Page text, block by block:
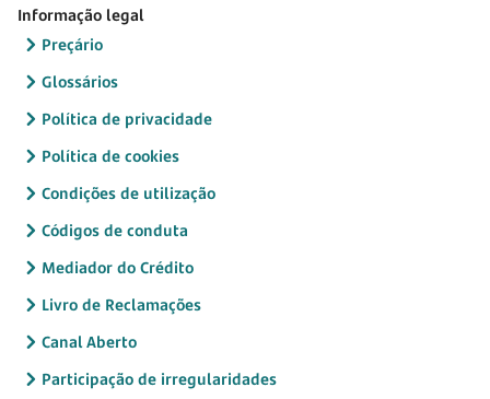
Informação legal
Preçário
Glossários
Política de privacidade
Política de cookies
Condições de utilização
Códigos de conduta
Mediador do Crédito
Livro de Reclamações
Canal Aberto
Participação de irregularidades